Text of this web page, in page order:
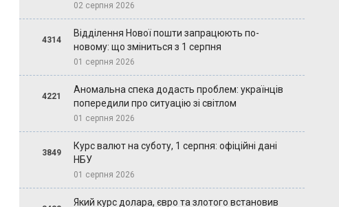
02 серпня 2026
4314
Відділення Нової пошти запрацюють по-
новому: що зміниться з 1 серпня
01 серпня 2026
4221
Аномальна спека додасть проблем: українців
попередили про ситуацію зі світлом
01 серпня 2026
3849
Курс валют на суботу, 1 серпня: офіційні дані
НБУ
01 серпня 2026
Який курс долара, євро та злотого встановив